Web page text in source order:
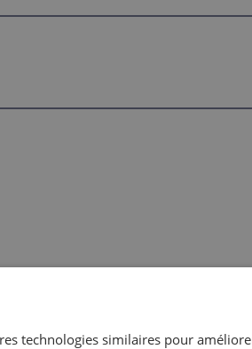
transactionnel?
technologies similaires pour